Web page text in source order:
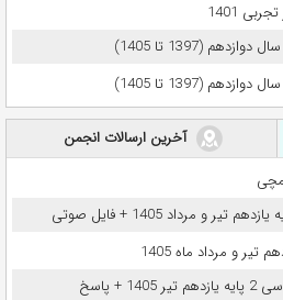
1401
آخرین ارسالات انجمن
تیر و مرداد ماه 1405
+ پاسخ